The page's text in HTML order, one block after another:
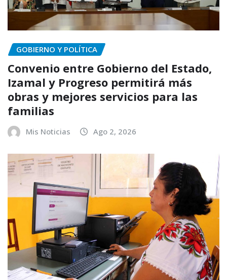
GOBIERNO Y POLÍTICA
Convenio entre Gobierno del Estado,
Izamal y Progreso permitirá más
obras y mejores servicios para las
familias
Mis Noticias Ago 2, 2026